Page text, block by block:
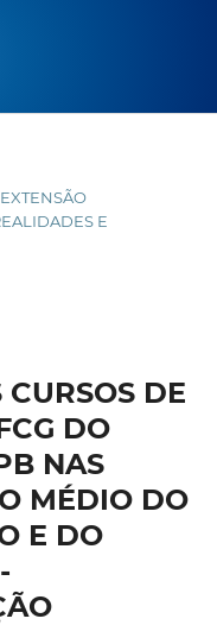
E
DE
DO
NAS
MÉDIO DO
E DO